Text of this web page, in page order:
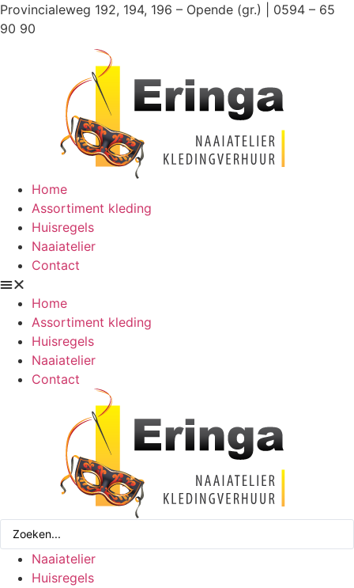
Ga
naar
Provincialeweg 192, 194, 196 – Opende (gr.) | 0594 – 65
90 90
Home
Assortiment kleding
Huisregels
Naaiatelier
Contact
Home
Assortiment kleding
Huisregels
Naaiatelier
Contact
Search
Naaiatelier
Huisregels